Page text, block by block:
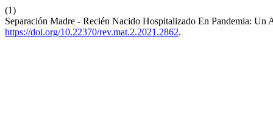
(1)
Separación Madre - Recién Nacido Hospitalizado En Pandemia: Un
https://doi.org/10.22370/rev.mat.2.2021.2862.